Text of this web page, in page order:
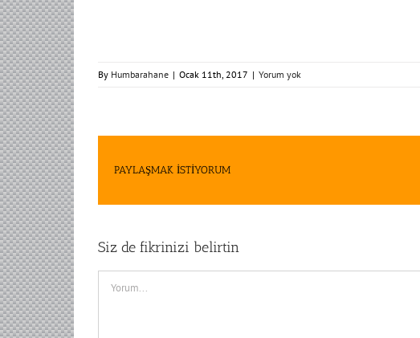
By Humbarahane | Ocak 11th, 2017 | Yorum yok
PAYLAŞMAK İSTİYORUM
Siz de fikrinizi belirtin
Comment